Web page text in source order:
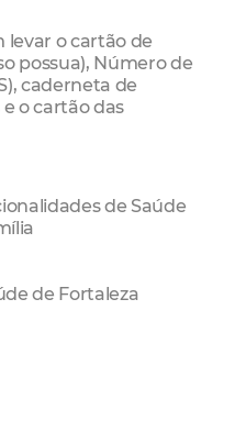
levar o cartão de
possua), Número de
caderneta de
o cartão das
de Saúde
de Fortaleza